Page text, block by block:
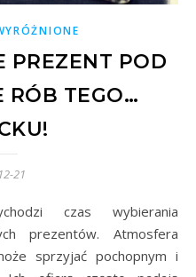
PREZENT POD
RÓB TEGO…
21
prezentów. Atmosfera
sprzyjać pochopnym i